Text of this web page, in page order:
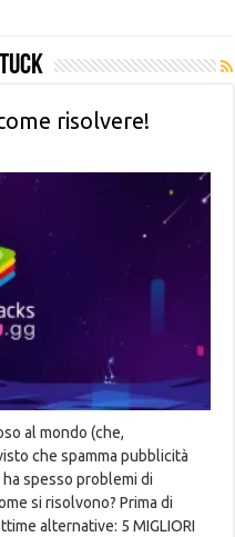
risolvere!
al mondo (che,
che spamma pubblicità
spesso problemi di
si risolvono? Prima di
alternative: 5 MIGLIORI